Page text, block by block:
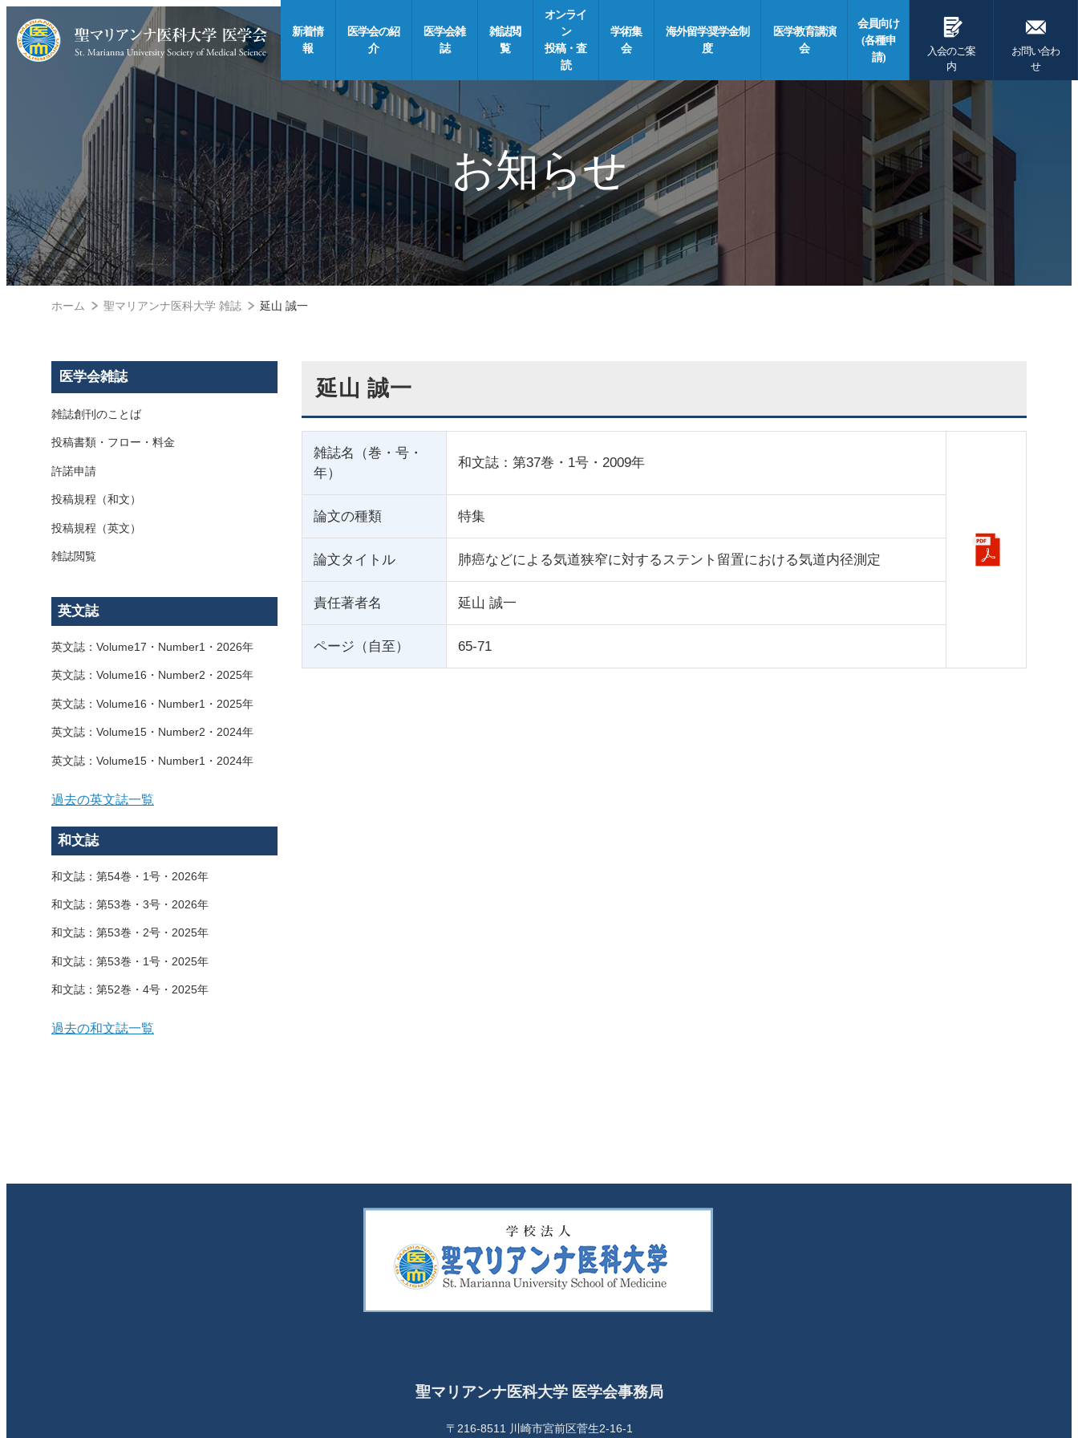
新着情
報
医学会の紹
介
医学会雑
誌
雑誌閲
覧
オンライ
ン
投稿・査
読
学術集
会
海外留学奨学金制
度
医学教育講演
会
会員向け
(各種申
請)
G
入会のご案
内
F
お問い合わ
せ
お知らせ
ホーム 聖マリアンナ医科大学 雑誌 延山 誠一
延山 誠一
雑誌名（巻・号・
年）
和文誌：第37巻・1号・2009年
論文の種類 特集
論文タイトル 肺癌などによる気道狭窄に対するステント留置における気道内径測定
責任著者名 延山 誠一
ページ（自至） 65-71
医学会雑誌
雑誌創刊のことば
投稿書類・フロー・料金
許諾申請
投稿規程（和文）
投稿規程（英文）
雑誌閲覧
英文誌
英文誌：Volume17・Number1・2026年
英文誌：Volume16・Number2・2025年
英文誌：Volume16・Number1・2025年
英文誌：Volume15・Number2・2024年
英文誌：Volume15・Number1・2024年
過去の英文誌一覧
和文誌
和文誌：第54巻・1号・2026年
和文誌：第53巻・3号・2026年
和文誌：第53巻・2号・2025年
和文誌：第53巻・1号・2025年
和文誌：第52巻・4号・2025年
過去の和文誌一覧
聖マリアンナ医科大学 医学会事務局
〒216-8511 川崎市宮前区菅生2-16-1